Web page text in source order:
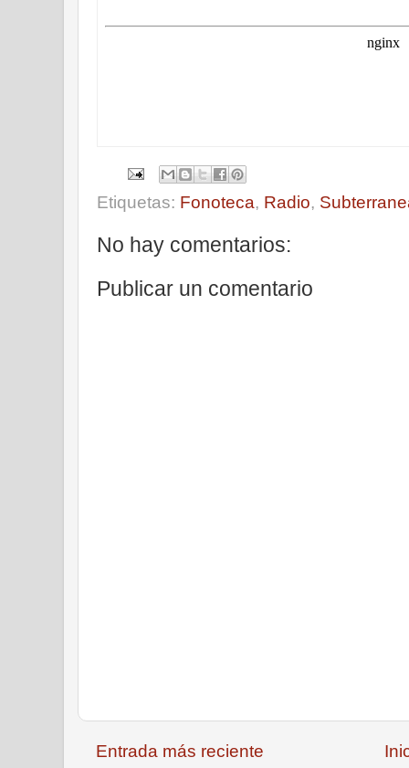
Etiquetas: Fonoteca, Radio,
No hay comentarios:
Publicar un comentario
Entrada más reciente